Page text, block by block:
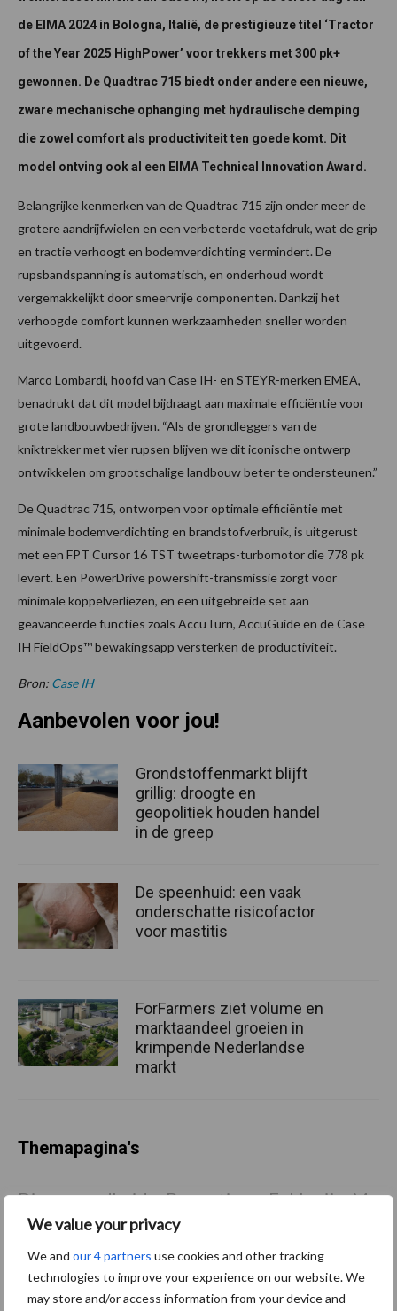
We value your privacy
We and our 4 partners use cookies and other tracking
technologies to improve your experience on our website. We
may store and/or access information from your device and
de EIMA 2024 in Bologna, Italië, de prestigieuze titel ‘Tractor
of the Year 2025 HighPower’ voor trekkers met 300 pk+
gewonnen. De Quadtrac 715 biedt onder andere een nieuwe,
zware mechanische ophanging met hydraulische demping
die zowel comfort als productiviteit ten goede komt. Dit
model ontving ook al een EIMA Technical Innovation Award.
Belangrijke kenmerken van de Quadtrac 715 zijn onder meer de
grotere aandrijfwielen en een verbeterde voetafdruk, wat de grip
en tractie verhoogt en bodemverdichting vermindert. De
rupsbandspanning is automatisch, en onderhoud wordt
vergemakkelijkt door smeervrije componenten. Dankzij het
verhoogde comfort kunnen werkzaamheden sneller worden
uitgevoerd.
Marco Lombardi, hoofd van Case IH- en STEYR-merken EMEA,
benadrukt dat dit model bijdraagt aan maximale efficiëntie voor
grote landbouwbedrijven. “Als de grondleggers van de
kniktrekker met vier rupsen blijven we dit iconische ontwerp
ontwikkelen om grootschalige landbouw beter te ondersteunen.”
De Quadtrac 715, ontworpen voor optimale efficiëntie met
minimale bodemverdichting en brandstofverbruik, is uitgerust
met een FPT Cursor 16 TST tweetraps-turbomotor die 778 pk
levert. Een PowerDrive powershift-transmissie zorgt voor
minimale koppelverliezen, en een uitgebreide set aan
geavanceerde functies zoals AccuTurn, AccuGuide en de Case
IH FieldOps™ bewakingsapp versterken de productiviteit.
Bron: Case IH
Aanbevolen voor jou!
Grondstoffenmarkt blijft
grillig: droogte en
geopolitiek houden handel
in de greep
De speenhuid: een vaak
onderschatte risicofactor
voor mastitis
ForFarmers ziet volume en
marktaandeel groeien in
krimpende Nederlandse
markt
Themapagina's
Diergezondheid Bemesting Fokkerij
Bedrijfsnieuws
Ligbox &